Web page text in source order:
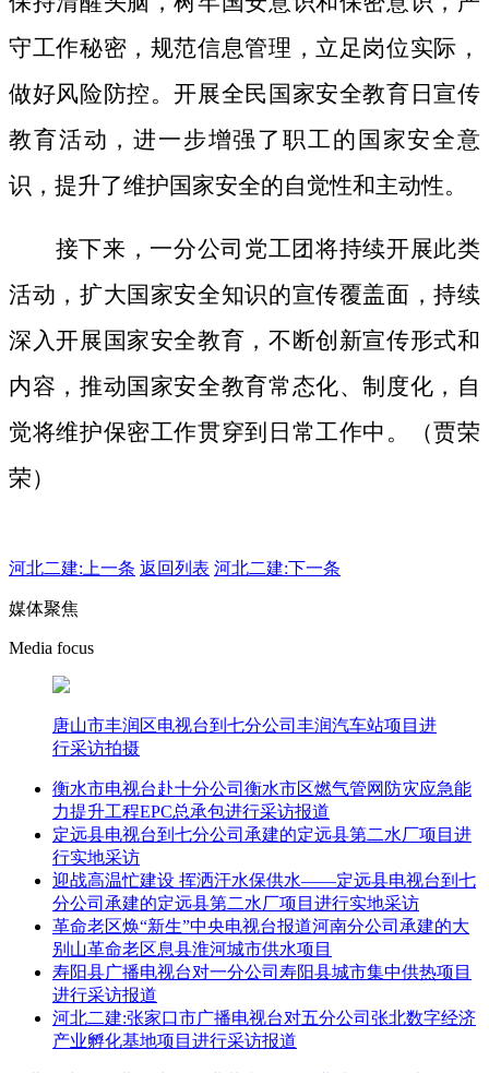
守工作秘密，规范信息管理，立足岗位实际，
做好风险防控。开展全民国家安全教育日宣传
教育活动，进一步增强了职工的国家安全意
识，提升了维护国家安全的自觉性和主动性。
接下来，一分公司党工团将持续开展此类
活动，扩大国家安全知识的宣传覆盖面，持续
深入开展国家安全教育，不断创新宣传形式和
内容，推动国家安全教育常态化、制度化，自
觉将维护保密工作贯穿到日常工作中。（贾荣
荣）
河北二建: 上一条 返回列表 河北二建:下一条
媒体聚焦
Media focus
唐山市丰润区电视台到七分公司丰润汽车站项目进
行采访拍摄
衡水市电视台赴十分公司衡水市区燃气管网防灾应急能
力提升工程EPC总承包进行采访报道
定远县电视台到七分公司承建的定远县第二水厂项目进
行实地采访
迎战高温忙建设 挥洒汗水保供水——定远县电视台到七
分公司承建的定远县第二水厂项目进行实地采访
革命老区焕“新生”中央电视台报道河南分公司承建的大
别山革命老区息县淮河城市供水项目
寿阳县广播电视台对一分公司寿阳县城市集中供热项目
进行采访报道
河北二建:张家口市广播电视台对五分公司张北数字经济
产业孵化基地项目进行采访报道